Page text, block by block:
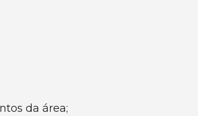
da área;